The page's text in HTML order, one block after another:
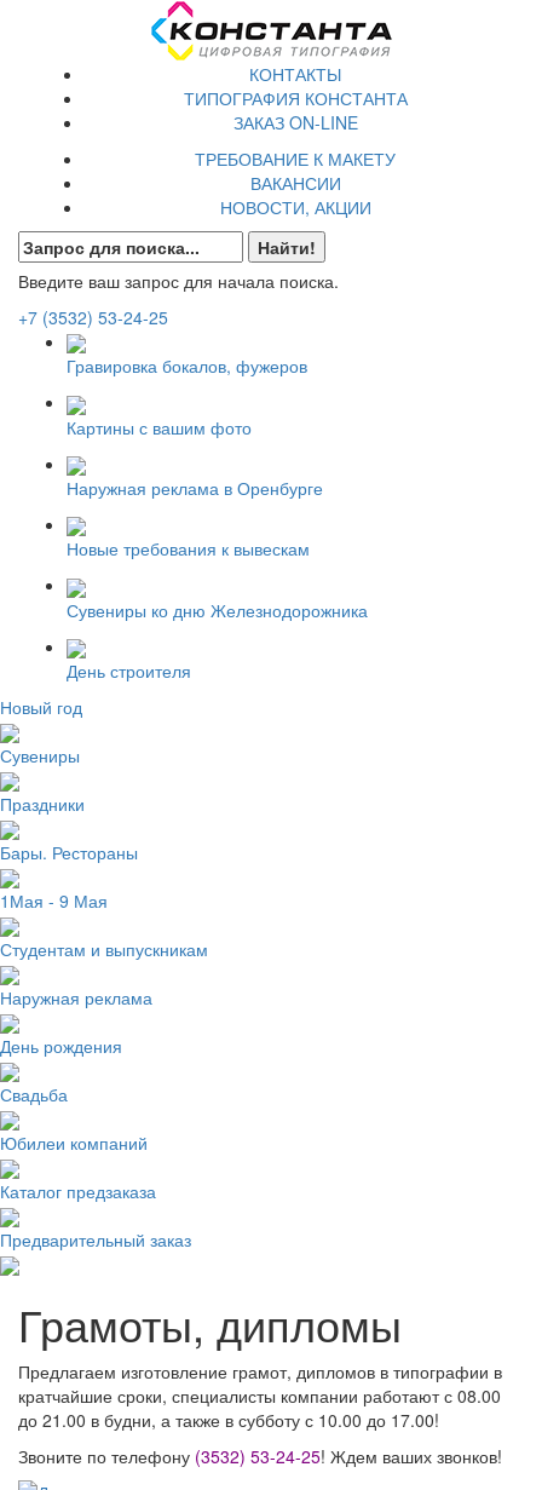
КОНТАКТЫ
ТИПОГРАФИЯ КОНСТАНТА
ЗАКАЗ ON-LINE
ТРЕБОВАНИЕ К МАКЕТУ
ВАКАНСИИ
НОВОСТИ, АКЦИИ
Введите ваш запрос для начала поиска.
+7 (3532) 53-24-25
Гравировка бокалов, фужеров
Картины с вашим фото
Наружная реклама в Оренбурге
Новые требования к вывескам
Сувениры ко дню Железнодорожника
День строителя
Новый год
Сувениры
Праздники
Бары. Рестораны
1Мая - 9 Мая
Студентам и выпускникам
Наружная реклама
День рождения
Свадьба
Юбилеи компаний
Каталог предзаказа
Предварительный заказ
Грамоты, дипломы
Предлагаем изготовление грамот, дипломов в типографии в
кратчайшие сроки, специалисты компании работают с 08.00
до 21.00 в будни, а также в субботу с 10.00 до 17.00!
Звоните по телефону (3532) 53-24-25! Ждем ваших звонков!